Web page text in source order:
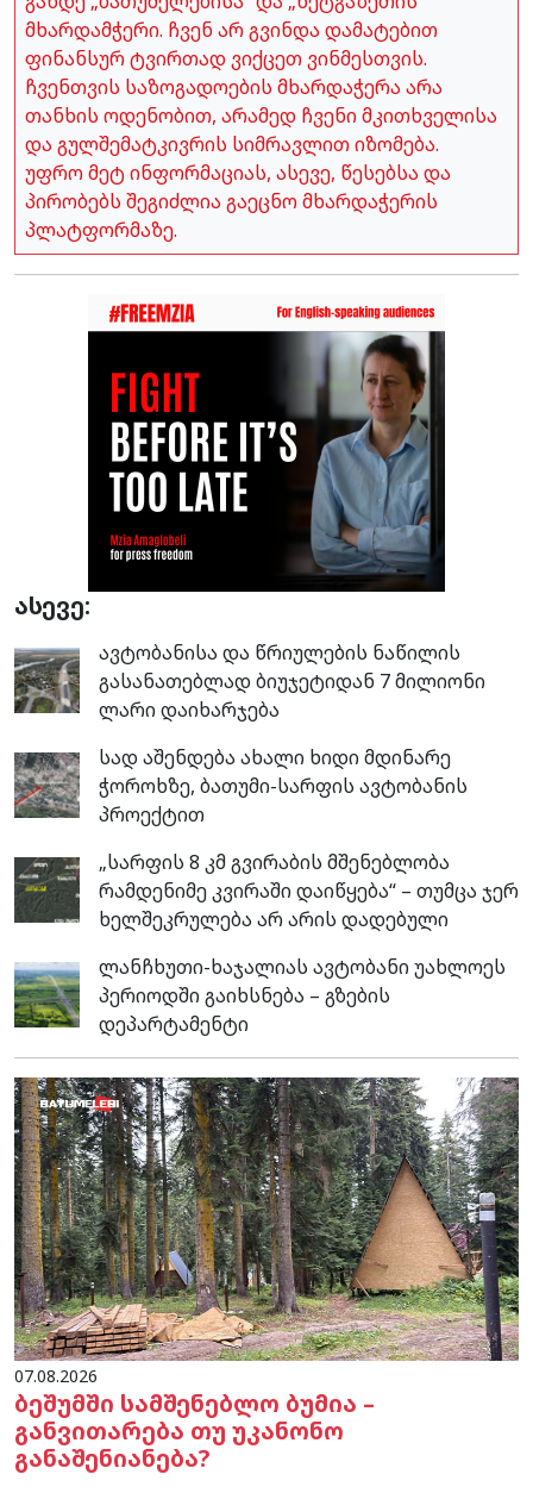
მხარდამჭერი. ჩვენ არ გვინდა დამატებით
ფინანსურ ტვირთად ვიქცეთ ვინმესთვის.
ჩვენთვის საზოგადოების მხარდაჭერა არა
თანხის ოდენობით, არამედ ჩვენი მკითხველისა
და გულშემატკივრის სიმრავლით იზომება.
უფრო მეტ ინფორმაციას, ასევე, წესებსა და
პირობებს შეგიძლია გაეცნო მხარდაჭერის
პლატფორმაზე.
ასევე:
ავტობანისა და წრიულების ნაწილის
გასანათებლად ბიუჯეტიდან 7 მილიონი
ლარი დაიხარჯება
სად აშენდება ახალი ხიდი მდინარე
ჭოროხზე, ბათუმი-სარფის ავტობანის
პროექტით
„სარფის 8 კმ გვირაბის მშენებლობა
რამდენიმე კვირაში დაიწყება“ – თუმცა ჯერ
ხელშეკრულება არ არის დადებული
ლანჩხუთი-ხაჯალიას ავტობანი უახლოეს
პერიოდში გაიხსნება – გზების
დეპარტამენტი
07.08.2026
ბეშუმში სამშენებლო ბუმია –
განვითარება თუ უკანონო
განაშენიანება?